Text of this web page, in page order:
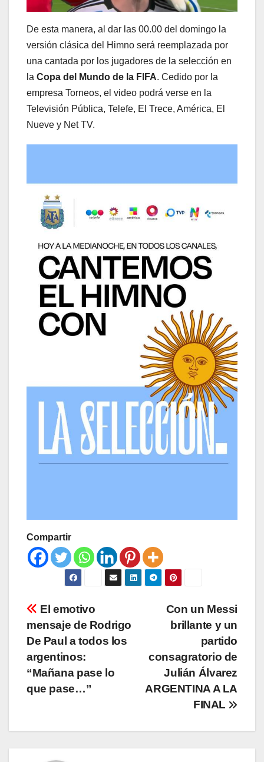
De esta manera, al dar las 00.00 del domingo la
versión clásica del Himno será reemplazada por
una cantada por los jugadores de la selección en
la Copa del Mundo de la FIFA. Cedido por la
empresa Torneos, el video podrá verse en la
Televisión Pública, Telefe, El Trece, América, El
Nueve y Net TV.
Compartir
Navegación
de
entradas
Con un Messi
brillante y un
partido
consagratorio de
Julián Álvarez
ARGENTINA A LA
FINAL
El emotivo
mensaje de Rodrigo
De Paul a todos los
argentinos:
“Mañana pase lo
que pase…”